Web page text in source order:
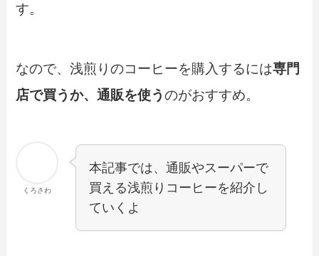
す。
なので、浅煎りのコーヒーを購入するには専門
店で買うか、通販を使うのがおすすめ。
くろさわ
本記事では、通販やスーパーで
買える浅煎りコーヒーを紹介し
ていくよ